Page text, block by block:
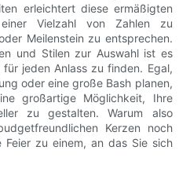
erleichtert diese ermäßigten
Vielzahl von Zahlen zu
Meilenstein zu entsprechen.
und Stilen zur Auswahl ist es
jeden Anlass zu finden. Egal,
oder eine große Bash planen,
großartige Möglichkeit, Ihre
zu gestalten. Warum also
Kerzen noch
zu einem, an das Sie sich